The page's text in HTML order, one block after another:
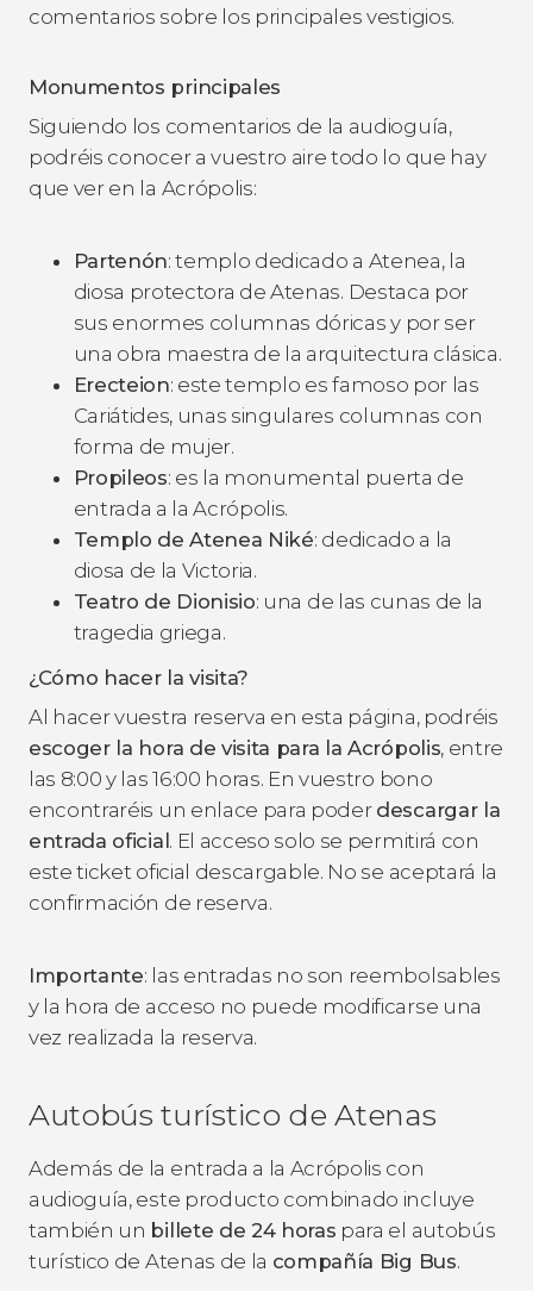
comentarios sobre los principales vestigios.
Monumentos principales
Siguiendo los comentarios de la audioguía,
podréis conocer a vuestro aire todo lo que hay
que ver en la Acrópolis:
Partenón: templo dedicado a Atenea, la
diosa protectora de Atenas. Destaca por
sus enormes columnas dóricas y por ser
una obra maestra de la arquitectura clásica.
Erecteion: este templo es famoso por las
Cariátides, unas singulares columnas con
forma de mujer.
Propileos: es la monumental puerta de
entrada a la Acrópolis.
Templo de Atenea Niké: dedicado a la
diosa de la Victoria.
Teatro de Dionisio: una de las cunas de la
tragedia griega.
¿Cómo hacer la visita?
Al hacer vuestra reserva en esta página, podréis
escoger la hora de visita para la Acrópolis, entre
las 8:00 y las 16:00 horas. En vuestro bono
encontraréis un enlace para poder descargar la
entrada oficial . El acceso solo se permitirá con
este ticket oficial descargable. No se aceptará la
confirmación de reserva.
Importante: las entradas no son reembolsables
y la hora de acceso no puede modificarse una
vez realizada la reserva.
Autobús turístico de Atenas
Además de la entrada a la Acrópolis con
audioguía, este producto combinado incluye
también un billete de 24 horas para el autobús
turístico de Atenas de la compañía Big Bus.